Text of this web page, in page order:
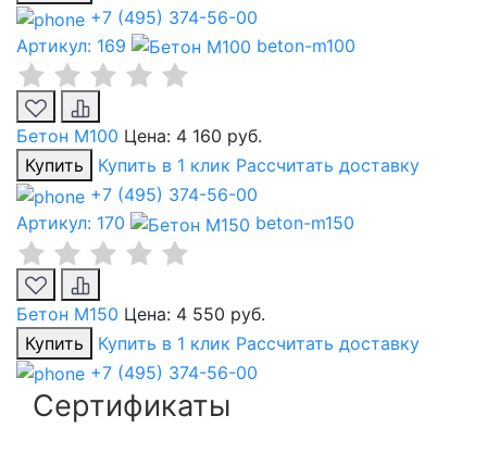
+7 (495) 374-56-00
Артикул: 169
beton-m100
Бетон М100 Цена: 4 160 руб.
Купить
Купить в 1 клик Рассчитать доставку
+7 (495) 374-56-00
Артикул: 170
beton-m150
Бетон М150 Цена: 4 550 руб.
Купить
Купить в 1 клик Рассчитать доставку
+7 (495) 374-56-00
Сертификаты